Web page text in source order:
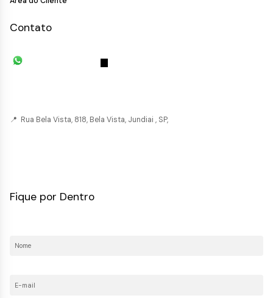
Contato
📍 Rua Bela Vista, 818, Bela Vista, Jundiai , SP,
Fique por Dentro